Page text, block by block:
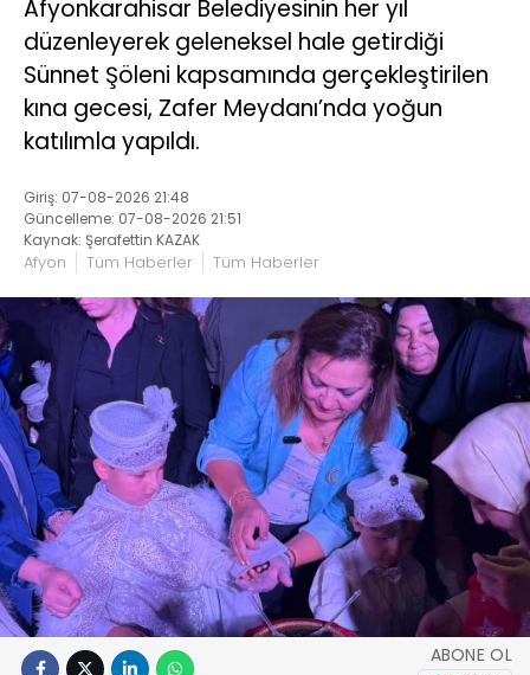
Afyonkarahisar Belediyesinin her yıl
düzenleyerek geleneksel hale getirdiği
Sünnet Şöleni kapsamında gerçekleştirilen
kına gecesi, Zafer Meydanı’nda yoğun
katılımla yapıldı.
Giriş: 07-08-2026 21:48
Güncelleme: 07-08-2026 21:51
Kaynak: Şerafettin KAZAK
Afyon Tüm Haberler Tüm Haberler
ABONE OL